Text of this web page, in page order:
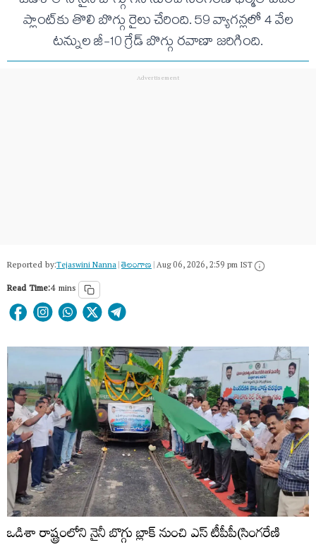
ప్లాంట్‌కు తొలి బొగ్గు రైలు చేరింది. 59 వ్యాగన్లలో 4 వేల
టన్నుల జీ-10 గ్రేడ్ బొగ్గు రవాణా జరిగింది.
Reported by:Tejaswini Nanna|తెలంగాణ‌|Aug 06, 2026, 2:59 pm IST
Read Time:4 mins
ఒడిశా రాష్ట్రంలోని నైనీ బొగ్గు బ్లాక్ నుంచి ఎస్ టీపీపీ(సింగరేణి